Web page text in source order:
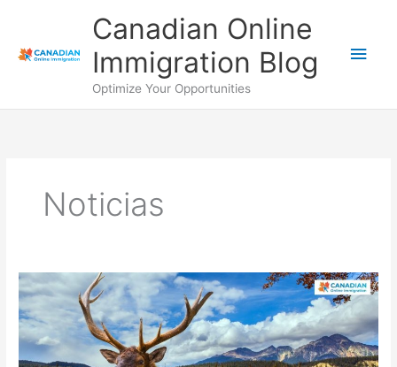
contenido
Canadian Online
Immigration Blog
Optimize Your Opportunities
Noticias
Sólo
en
Canadá
–
¡Se